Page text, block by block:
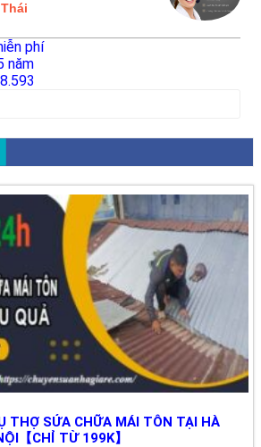
phí
năm
THỢ SỬA CHỮA MÁI TÔN TẠI HÀ
【CHỈ TỪ 199K】